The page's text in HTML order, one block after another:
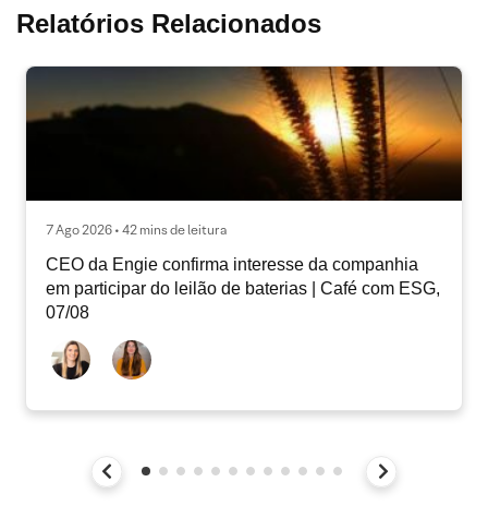
Relatórios Relacionados
7 Ago 2026 • 42 mins de leitura
CEO da Engie confirma interesse da companhia
em participar do leilão de baterias | Café com ESG,
07/08